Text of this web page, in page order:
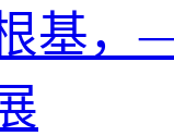
基，